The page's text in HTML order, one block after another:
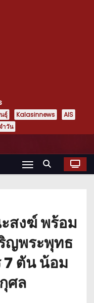
ธุ์ Kalasinnews
AIS
ำวัน
สงฆ์ พร้อม
ญพระพุทธ
7 ตัน น้อม
ศล